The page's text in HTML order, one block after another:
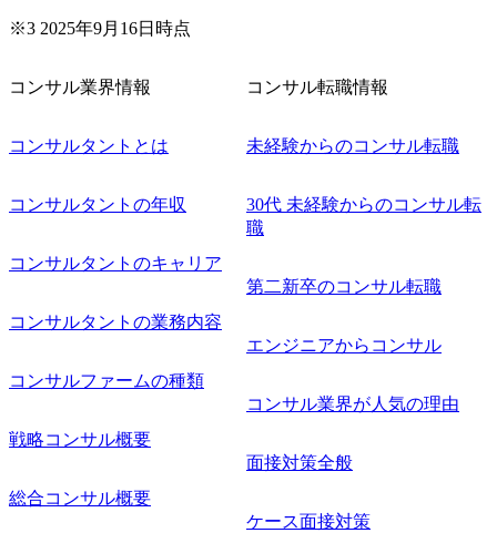
※3 2025年9月16日時点
コンサル業界情報
コンサルタントとは
コンサルタントの年収
コンサルタントのキャリア
コンサルタントの業務内容
コンサルファームの種類
戦略コンサル概要
総合コンサル概要
コンサル転職情報
未経験からのコンサル転職
30代 未経験からのコンサル転
職
第二新卒のコンサル転職
エンジニアからコンサル
コンサル業界が人気の理由
面接対策全般
ケース面接対策